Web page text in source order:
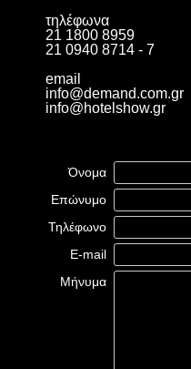
τηλέφωνα
21 1800 8959
21 0940 8714 - 7
email
info@demand.com.gr
info@hotelshow.gr
Όνομα
Επώνυμο
Τηλέφωνο
E-mail
Μήνυμα